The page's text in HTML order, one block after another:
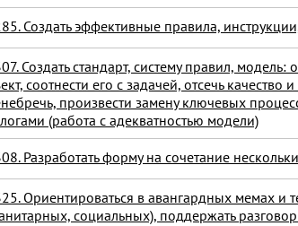
Создать эффективные правила,
Создать стандарт, систему правил,
соотнести его с задачей, отсечь
произвести замену ключевых
(работа с адекватностью модели)
Разработать форму на сочетание
Ориентироваться в авангардных мемах и
социальных), поддержать разговор